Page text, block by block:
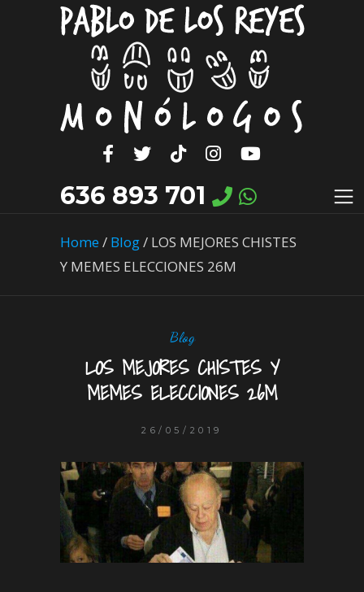
636 893 701
Home/ Blog/ LOS MEJORES CHISTES
Y MEMES ELECCIONES 26M
Blog
LOS MEJORES CHISTES Y
MEMES ELECCIONES 26M
26/05/2019